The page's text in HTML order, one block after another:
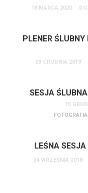
18 MARCA 2020 0
PLENER
23 GRUDNIA 2019
SESJA
15
LEŚNA
24 WRZEŚNIA 2018